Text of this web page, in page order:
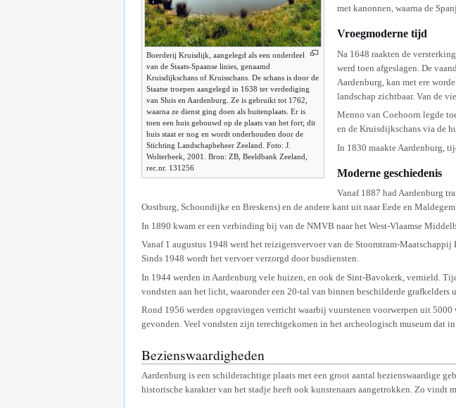
Boerderij Kruisdijk, aangelegd als een onderdeel
van de Staats-Spaanse linies, genaamd
Kruisdijkschans of Kruisschans. De schans is door de
Staatse troepen aangelegd in 1638 ter verdediging
van Sluis en Aardenburg. Ze is gebruikt tot 1762,
waarna ze dienst ging doen als buitenplaats. Er is
toen een huis gebouwd op de plaats van het fort; dit
huis staat er nog en wordt onderhouden door de
Stichting Landschapbeheer Zeeland. Foto: J.
Wolterbeek, 2001. Bron: ZB, Beeldbank Zeeland,
rec.nr. 131256
met kanonnen, waarna de
Vroegmoderne tijd
Na 1648 raakten de
werd toen afgeslagen. De
Aardenburg, kan met ere
landschap zichtbaar. Van de
Menno van Coehoorn legde
en de Kruisdijkschans via de
In 1830 maakte Aardenburg,
Moderne geschiedenis
Vanaf 1887 had Aardenburg
Oostburg, Schoondijke en Breskens) en de andere kant uit naar Eede en
In 1890 kwam er een verbinding bij van de NMVB naar het West-Vlaamse
Vanaf 1 augustus 1948 werd het reizigersvervoer van de Stoomtram-
Sinds 1948 wordt het vervoer verzorgd door busdiensten.
In 1944 werden in Aardenburg vele huizen, en ook de Sint-Bavokerk, vernield.
vondsten aan het licht, waaronder een 20-tal van binnen beschilderde grafkelders
Rond 1956 werden opgravingen verricht waarbij vuurstenen voorwerpen uit
gevonden. Veel vondsten zijn terechtgekomen in het archeologisch museum dat
Bezienswaardigheden
Aardenburg is een schilderachtige plaats met een groot aantal bezienswaardige
historische karakter van het stadje heeft ook kunstenaars aangetrokken. Zo vindt